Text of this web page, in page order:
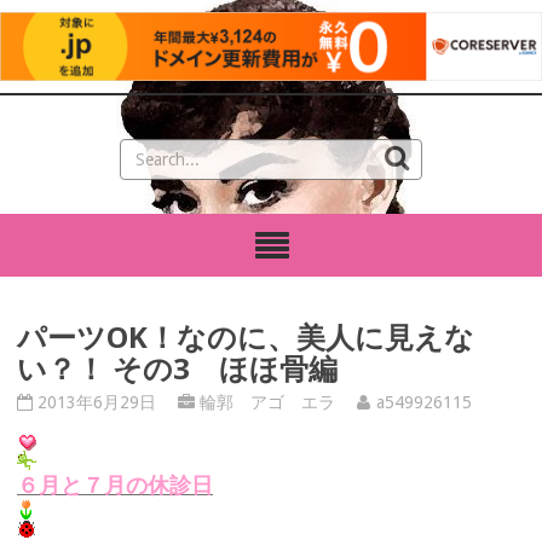
パーツOK！なのに、美人に見えな
い？！ その3 ほほ骨編
2013年6月29日 輪郭 アゴ エラ a549926115
６月と７月の休診日